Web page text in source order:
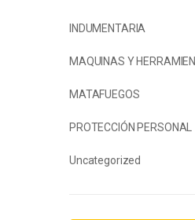
INDUMENTARIA
MAQUINAS Y
MATAFUEGOS
PROTECCIÓN PERSONAL
Uncategorized